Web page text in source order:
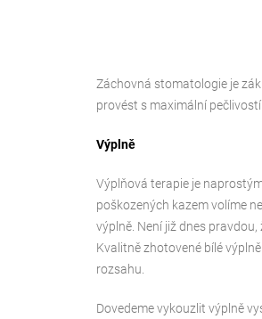
Záchovná stomatologie je
provést s maximální
Výplně
Výplňová terapie je
poškozených kazem volíme
výplně. Není již dnes
Kvalitně zhotovené bílé
rozsahu.
Dovedeme vykouzlit výplně